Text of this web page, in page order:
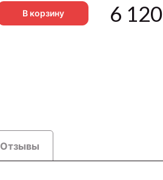
В корзину 6 120
Отзывы